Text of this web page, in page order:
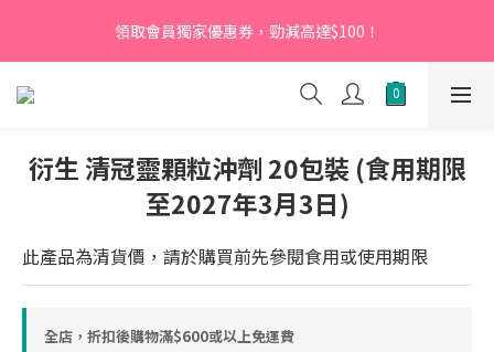
【新會員】即日起至2026月12月31日，首次下單輸入優惠碼
「NEW95」即可享95折
領取會員獨家優惠券，勁減高達$100！
【新會員】即日起至2026月12月31日，首次下單輸入優惠碼
「NEW95」即可享95折
衍生 清冠靈顆粒沖劑 20包裝 (食用期限
至2027年3月3日)
此產品為清貨價，請於購買前先參閱食用或使用期限
全店，折扣後購物滿$600或以上免運費